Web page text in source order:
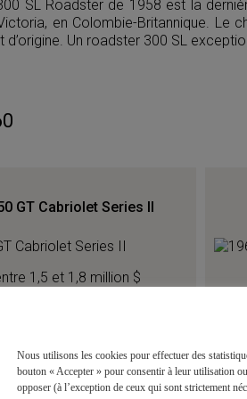
SL Roadster de 1958 est la
en Colombie-Britannique. Le
Un roadster 300 SL
GT Cabriolet Series II
1,5 et 1,8 million $
Cabriolet Série II est le 150ème
par Fast Cars Ltd et n’a parcouru
Nous utilisons les cookies pour effectuer des
bouton « Accepter » pour consentir à leur utilisation
opposer (à l’exception de ceux qui sont strictement